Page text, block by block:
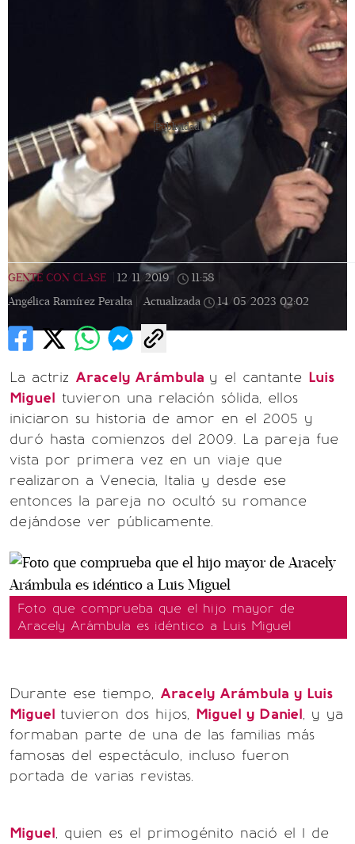
[Publicidad]
GENTE CON CLASE 12/11/2019 | 11:58
Angélica Ramírez Peralta |
Actualizada 14/05/2023 02:02
La actriz Aracely Arámbula y el cantante Luis
Miguel tuvieron una relación sólida, ellos
iniciaron su historia de amor en el 2005 y
duró hasta comienzos del 2009. La pareja fue
vista por primera vez en un viaje que
realizaron a Venecia, Italia y desde ese
entonces la pareja no ocultó su romance
dejándose ver públicamente.
Foto que comprueba que el hijo mayor de
Aracely Arámbula es idéntico a Luis Miguel
Durante ese tiempo, Aracely Arámbula y Luis
Miguel tuvieron dos hijos, Miguel y Daniel, y ya
formaban parte de una de las familias más
famosas del espectáculo, incluso fueron
portada de varias revistas.
Miguel, quien es el primogénito nació el 1 de